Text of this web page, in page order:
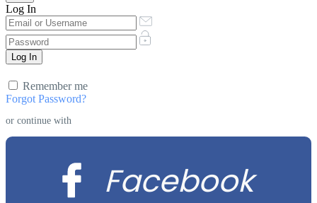
Log In
Remember me
Forgot Password?
or continue with
Facebook